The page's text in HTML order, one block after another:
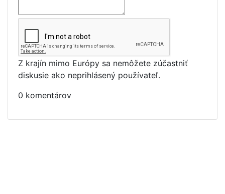
Z krajín mimo Európy sa nemôžete zúčastniť
diskusie ako neprihlásený používateľ.
0 komentárov